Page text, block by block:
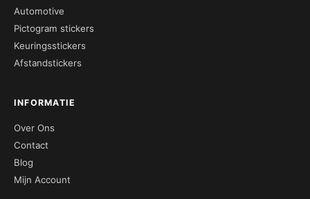
Automotive
Pictogram stickers
Keuringsstickers
Afstandstickers
INFORMATIE
Over Ons
Contact
Blog
Mijn Account